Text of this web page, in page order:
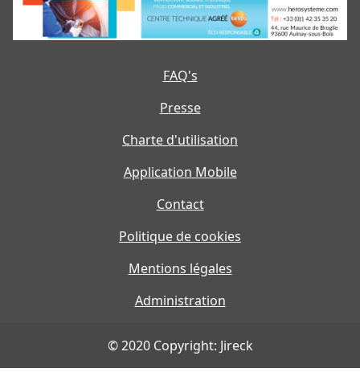
FAQ's
Presse
Charte d'utilisation
Application Mobile
Contact
Politique de cookies
Mentions légales
Administration
© 2020 Copyright: Jireck